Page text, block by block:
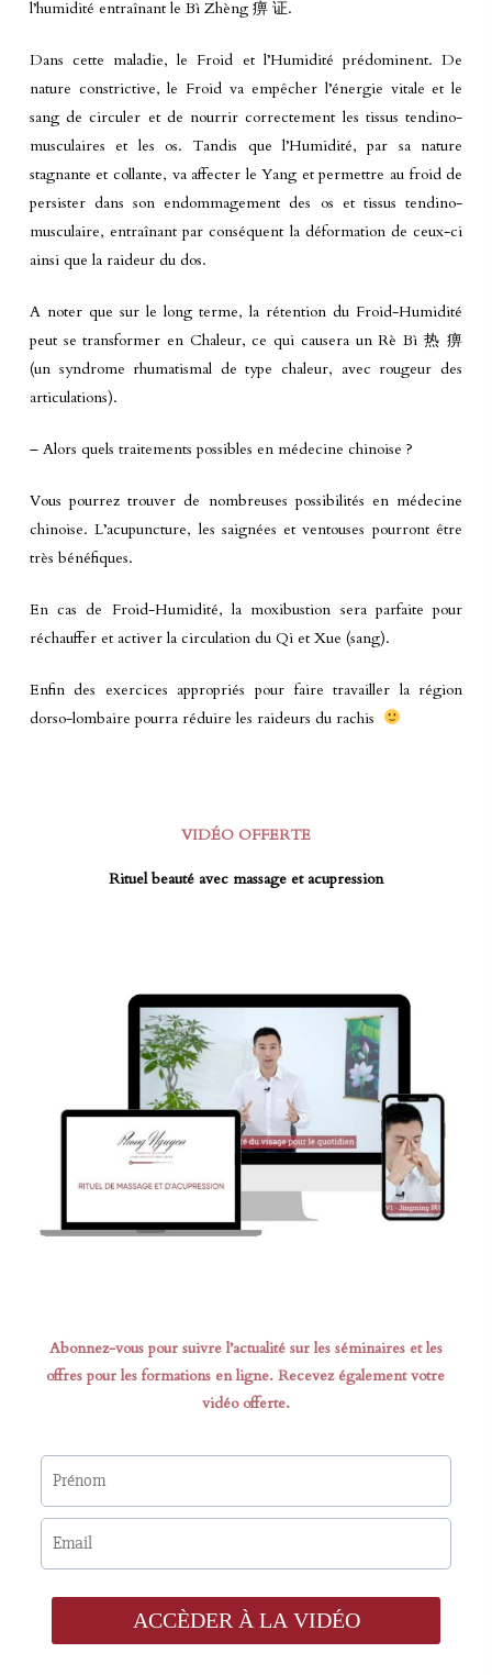
l’humidité entraînant le Bì Zhèng 痹 证.
Dans cette maladie, le Froid et l’Humidité prédominent. De
nature constrictive, le Froid va empêcher l’énergie vitale et le
sang de circuler et de nourrir correctement les tissus tendino-
musculaires et les os. Tandis que l’Humidité, par sa nature
stagnante et collante, va affecter le Yang et permettre au froid de
persister dans son endommagement des os et tissus tendino-
musculaire, entraînant par conséquent la déformation de ceux-ci
ainsi que la raideur du dos.
A noter que sur le long terme, la rétention du Froid-Humidité
peut se transformer en Chaleur, ce qui causera un Rè Bì 热 痹
(un syndrome rhumatismal de type chaleur, avec rougeur des
articulations).
– Alors quels traitements possibles en médecine chinoise ?
Vous pourrez trouver de nombreuses possibilités en médecine
chinoise. L’acupuncture, les saignées et ventouses pourront être
très bénéfiques.
En cas de Froid-Humidité, la moxibustion sera parfaite pour
réchauffer et activer la circulation du Qi et Xue (sang).
Enfin des exercices appropriés pour faire travailler la région
dorso-lombaire pourra réduire les raideurs du rachis
VIDÉO OFFERTE
Rituel beauté avec massage et acupression
Abonnez-vous pour suivre l’actualité sur les séminaires et les
offres pour les formations en ligne. Recevez également votre
vidéo offerte.